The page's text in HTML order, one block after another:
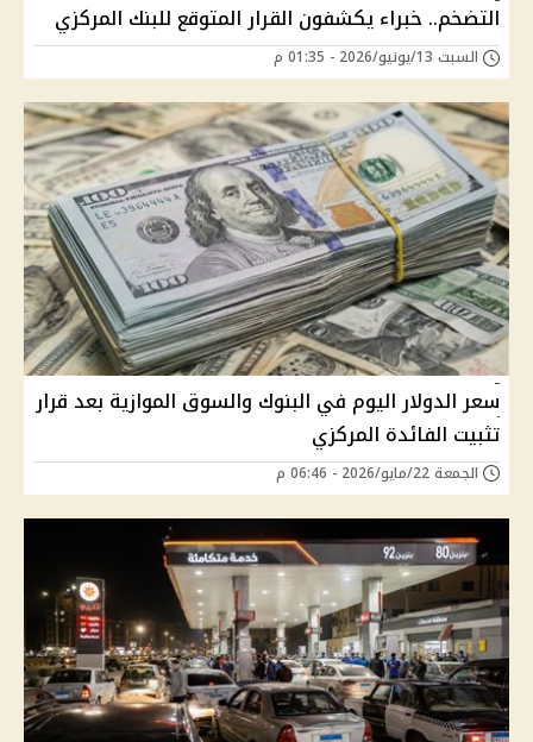
التضخم.. خبراء يكشفون القرار المتوقع للبنك المركزي
السبت 13/يونيو/2026 - 01:35 م
سعر الدولار اليوم في البنوك والسوق الموازية بعد قرار
تثبيت الفائدة المركزي
الجمعة 22/مايو/2026 - 06:46 م